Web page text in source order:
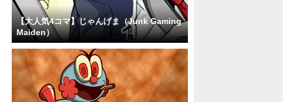
【大人気4コマ】じゃんげま（Junk Gaming
Maiden）